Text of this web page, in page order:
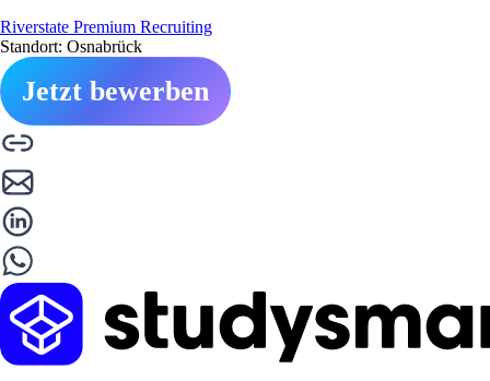
Riverstate Premium Recruiting
Standort: Osnabrück
Jetzt bewerben